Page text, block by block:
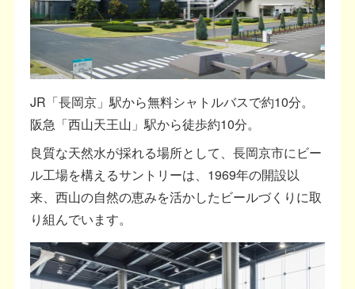
JR「長岡京」駅から無料シャトルバスで約10分。
阪急「西山天王山」駅から徒歩約10分。
良質な天然水が採れる場所として、長岡京市にビー
ル工場を構えるサントリーは、1969年の開設以
来、西山の自然の恵みを活かしたビールづくりに取
り組んでいます。